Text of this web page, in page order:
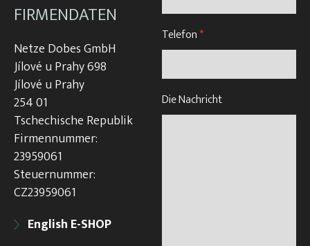
FIRMENDATEN
Netze Dobes GmbH
Jílové u Prahy 698
Jílové u Prahy
254 01
Tschechische Republik
Firmennummer:
23959061
Steuernummer:
CZ23959061
English E-SHOP
Telefon*
Die Nachricht